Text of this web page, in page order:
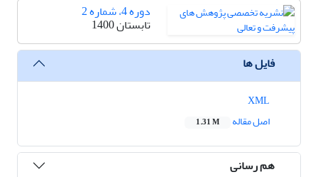
دوره 4، شماره 2
تابستان 1400
فایل ها
اصل مقاله
1.31 M
هم رسانی